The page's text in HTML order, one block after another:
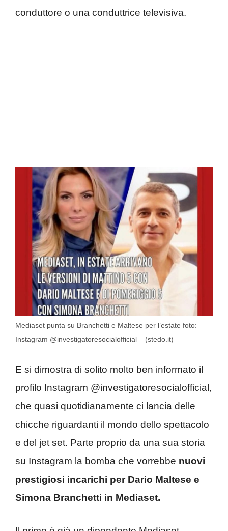
conduttore o una conduttrice televisiva.
Mediaset punta su Branchetti e Maltese per l’estate foto:
Instagram @investigatoresocialofficial – (stedo.it)
E si dimostra di solito molto ben informato il
profilo Instagram @investigatoresocialofficial,
che quasi quotidianamente ci lancia delle
chicche riguardanti il mondo dello spettacolo
e del jet set. Parte proprio da una sua storia
su Instagram la bomba che vorrebbe nuovi
prestigiosi incarichi per Dario Maltese e
Simona Branchetti in Mediaset.